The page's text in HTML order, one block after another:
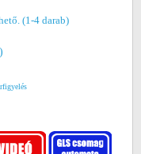
(1-4 darab)